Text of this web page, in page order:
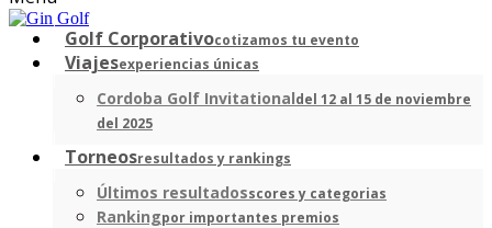
Golf Corporativocotizamos tu evento
Viajesexperiencias únicas
Cordoba Golf Invitationaldel 12 al 15 de noviembre
del 2025
Torneosresultados y rankings
Últimos resultadosscores y categorias
Rankingpor importantes premios